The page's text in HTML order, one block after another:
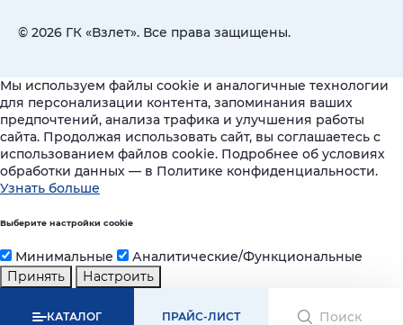
КАТАЛОГ ПРАЙС-ЛИСТ
© 2026 ГК «Взлет». Все права защищены.
Мы используем файлы cookie и аналогичные технологии
для персонализации контента, запоминания ваших
предпочтений, анализа трафика и улучшения работы
сайта. Продолжая использовать сайт, вы соглашаетесь с
использованием файлов cookie. Подробнее об условиях
обработки данных — в Политике конфиденциальности.
Узнать больше
Выберите настройки cookie
Минимальные
Аналитические/Функциональные
Принять
Настроить